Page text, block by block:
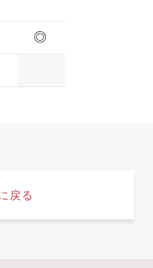
◎
戻る